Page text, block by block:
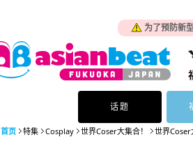
为了预防新
话题
首页 特集 Cosplay 世界Coser大集合！ 世界Coser